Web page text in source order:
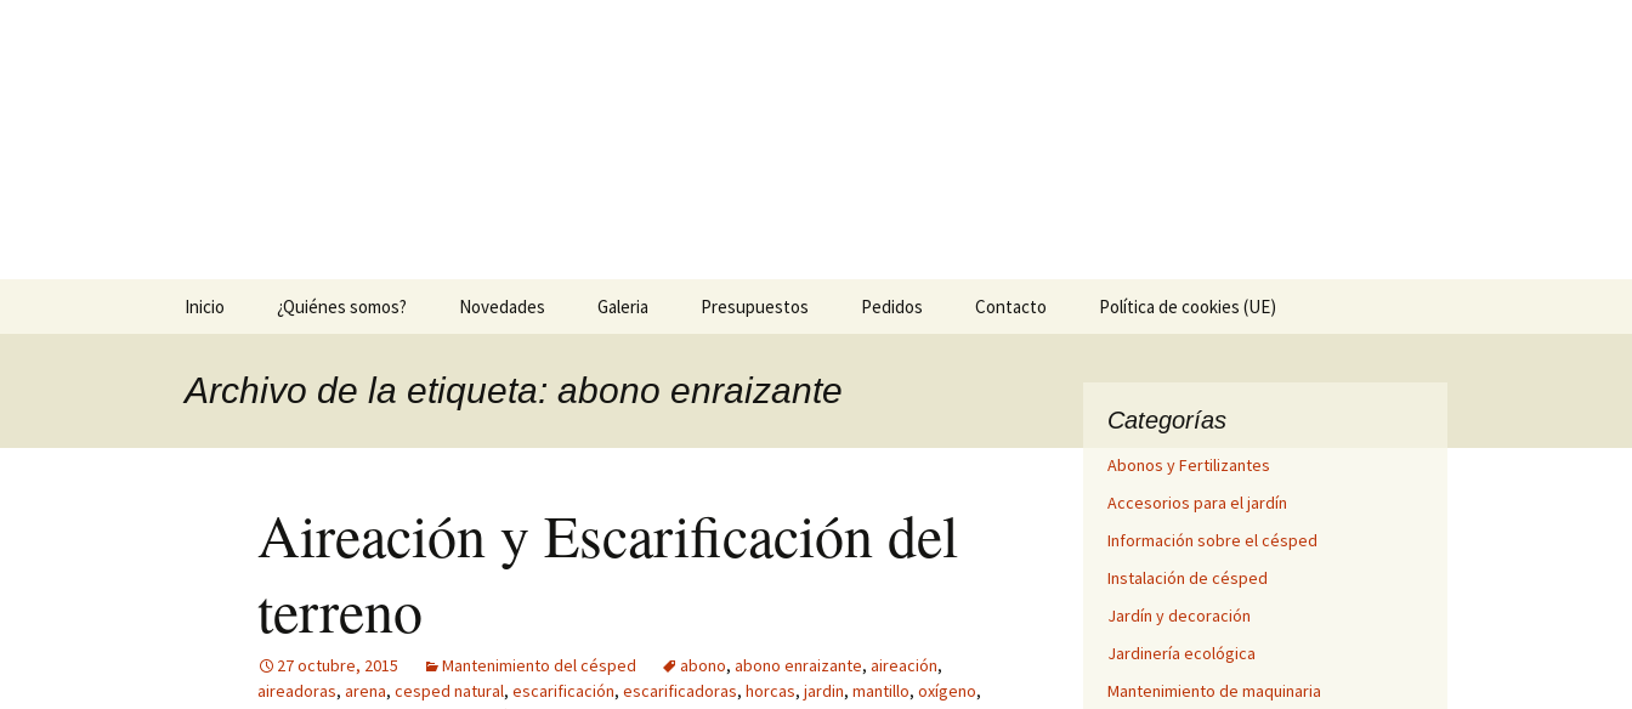
Inicio ¿Quiénes somos? Novedades Galeria Presupuestos Pedidos Contacto Política de cookies (UE)
Archivo de la etiqueta: abono enraizante
Aireación y Escarificación del
terreno
27 octubre, 2015 Mantenimiento del césped abono, abono enraizante, aireación,
aireadoras, arena, cesped natural, escarificación, escarificadoras, horcas, jardin, mantillo, oxígeno,
Categorías
Abonos y Fertilizantes
Accesorios para el jardín
Información sobre el césped
Instalación de césped
Jardín y decoración
Jardinería ecológica
Mantenimiento de maquinaria